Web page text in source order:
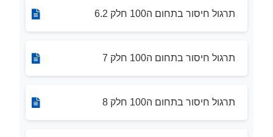
תרגול חיסור בתחום ה100 חלק 6.2
תרגול חיסור בתחום ה100 חלק 7
תרגול חיסור בתחום ה100 חלק 8